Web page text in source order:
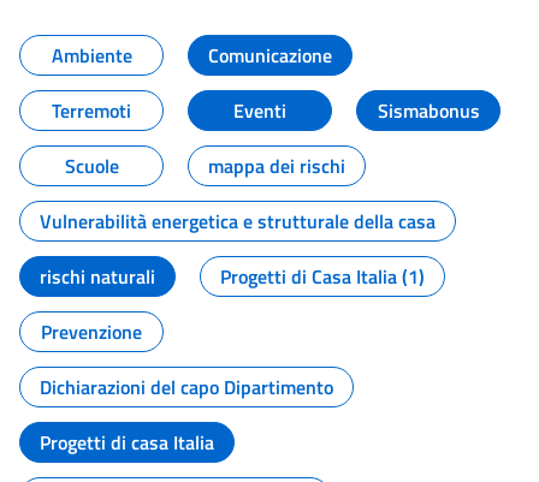
Tutti i contenuti della pagina
Ambiente
Comunicazione
Terremoti
Eventi
Sismabonus
Scuole
mappa dei rischi
Vulnerabilità energetica e strutturale della casa
rischi naturali
Progetti di Casa Italia (1)
Prevenzione
Dichiarazioni del capo Dipartimento
Progetti di casa Italia